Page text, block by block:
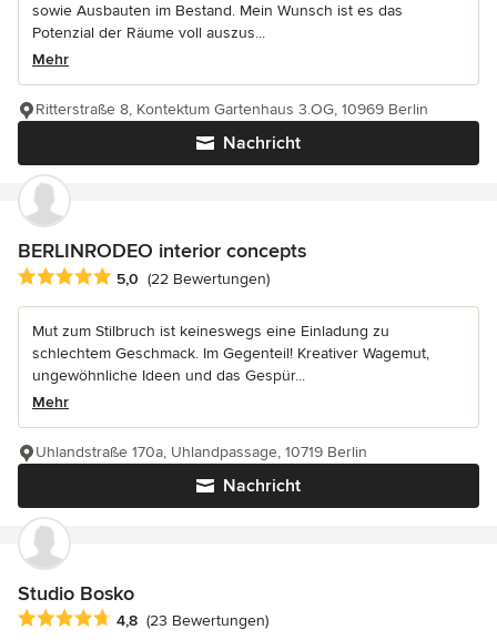
sowie Ausbauten im Bestand. Mein Wunsch ist es das
Potenzial der Räume voll auszus...
Mehr
Nachricht
Ritterstraße 8, Kontektum Gartenhaus 3.OG, 10969 Berlin
BERLINRODEO interior concepts
Durchschnittliche Bewertung: 5 von 5 Sternen
5,0 (22 Bewertungen)
Mut zum Stilbruch ist keineswegs eine Einladung zu
schlechtem Geschmack. Im Gegenteil! Kreativer Wagemut,
ungewöhnliche Ideen und das Gespür...
Mehr
Nachricht
Uhlandstraße 170a, Uhlandpassage, 10719 Berlin
Studio Bosko
Durchschnittliche Bewertung: 4.8 von 5 Sternen
4,8 (23 Bewertungen)